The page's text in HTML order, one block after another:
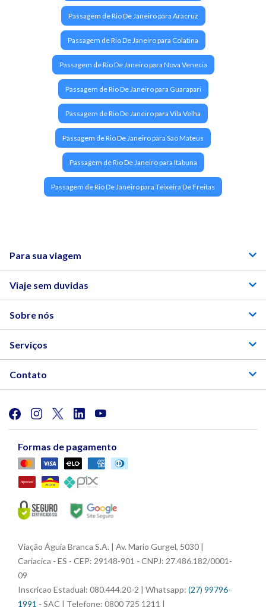
Passagem de Rio De Janeiro para Aracruz
Passagem de Rio De Janeiro para Colatina
Passagem de Rio De Janeiro para Nova Venecia
Passagem de Rio De Janeiro para Guarapari
Passagem de Rio De Janeiro para Vila Velha
Passagem de Rio De Janeiro para Sao Mateus
Passagem de Rio De Janeiro para Itabuna
Passagem de Rio De Janeiro para Teixeira De Freitas
Para sua viagem
Viaje sem duvidas
Sobre nós
Serviços
Contato
Formas de pagamento
Viação Águia Branca S.A. | Av. Mario Gurgel, 5030 |
Cariacica - ES - CEP: 29148-901 - CNPJ: 27.486.182/0001-
09
Inscricao Estadual: 080.444.20-2 | Whatsapp: (27) 99796-
1991 - SAC | Telefone: 0800 725 1211 |